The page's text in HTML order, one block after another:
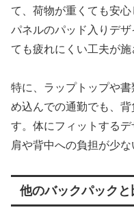
て、荷物が重くても安
パネルのパッド入りデ
ても疲れにくい工夫が施
特に、ラップトップや
め込んでの通勤でも、
す。体にフィットする
肩や背中への負担が少な
他のバックパック